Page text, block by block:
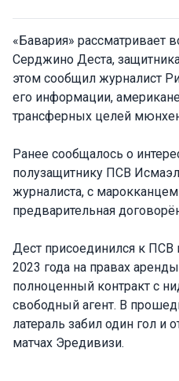
«Бавария» рассматривает
Серджино Деста,
этом сообщил журналист
его информации,
трансферных целей
Ранее сообщалось о
полузащитнику ПСВ
журналиста, с
предварительная
Дест присоединился к ПСВ
2023 года на правах
полноценный контракт с
свободный агент. В
латераль забил один гол и
матчах Эредивизи.